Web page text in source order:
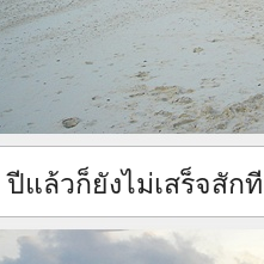
แล้วก็ยังไม่เสร็จสักที